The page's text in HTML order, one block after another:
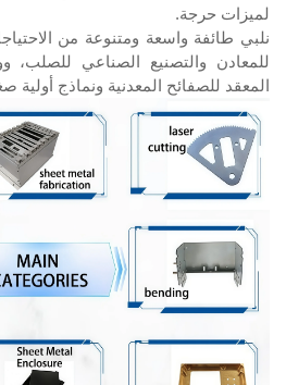
لميزات حرجة.
نلبي طائفة واسعة ومتنوعة من
للمعادن والتصنيع الصناعي للصلب،
المعقد للصفائح المعدنية ونماذج أولية